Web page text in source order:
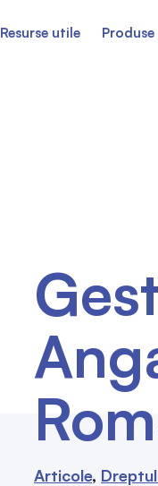
Resurse utile Produse
Articole